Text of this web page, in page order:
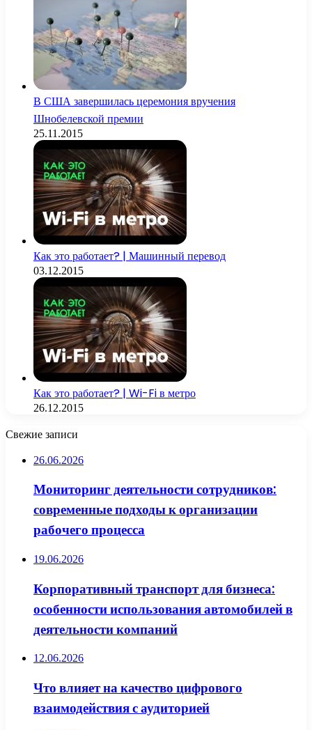
В США завершилась церемония вручения
Шнобелевской премии
25.11.2015
Как это работает? | Машинный перевод
03.12.2015
Как это работает? | Wi-Fi в метро
26.12.2015
Свежие записи
26.06.2026
Мониторинг деятельности сотрудников:
современные подходы к организации
рабочего процесса
19.06.2026
Корпоративный транспорт для бизнеса:
особенности использования автомобилей в
деятельности компаний
12.06.2026
Что влияет на качество цифрового
взаимодействия с аудиторией